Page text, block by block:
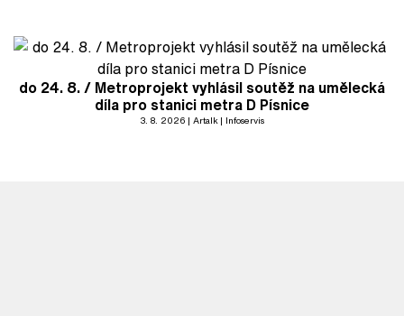
do 24. 8. / Metroprojekt vyhlásil soutěž na umělecká
díla pro stanici metra D Písnice
3. 8. 2026 Artalk Infoservis